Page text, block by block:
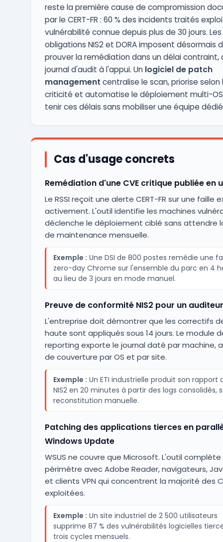
reste la première cause de compromission
par le CERT-FR : 60 % des incidents traités
vulnérabilité connue depuis plus de 30 jours. Les
obligations NIS2 et DORA imposent désormais
prouver la remédiation dans un délai contraint,
journal d'audit à l'appui. Un logiciel de patch
management centralise le scan, priorise selon
criticité et automatise le déploiement multi-
tenir ces délais sans mobiliser une équipe
Cas d'usage concrets
Remédiation d'une CVE critique publiée en
Le RSSI reçoit une alerte CERT-FR sur une faille
activement. L'outil identifie les machines
déclenche le déploiement ciblé sans attendre
de maintenance mensuelle.
Exemple : Une DSI de 800 postes remédie une
zero-day Chrome sur l'ensemble du parc en 4
au lieu de 3 jours en mode manuel.
Preuve de conformité NIS2 pour un
L'entreprise doit démontrer que les correctifs
haute sont appliqués sous 14 jours. Le module
reporting exporte le journal daté par machine,
de couverture par OS et par site.
Exemple : Un ETI industrielle produit son rapport
NIS2 en 20 minutes à partir des logs consolidés,
reconstitution manuelle.
Patching des applications tierces en
Windows Update
WSUS ne couvre que Microsoft. L'outil complète
périmètre avec Adobe Reader, navigateurs,
et clients VPN qui concentrent la majorité des
exploitées.
Exemple : Un site industriel de 2 500 utilisateurs
supprime 87 % des vulnérabilités logicielles
trois cycles mensuels.